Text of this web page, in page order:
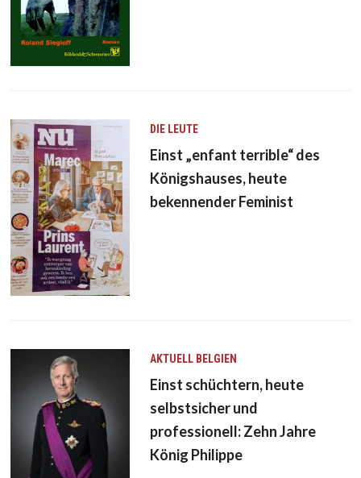
DIE LEUTE
Einst „enfant terrible“ des
Königshauses, heute
bekennender Feminist
AKTUELL BELGIEN
Einst schüchtern, heute
selbstsicher und
professionell: Zehn Jahre
König Philippe